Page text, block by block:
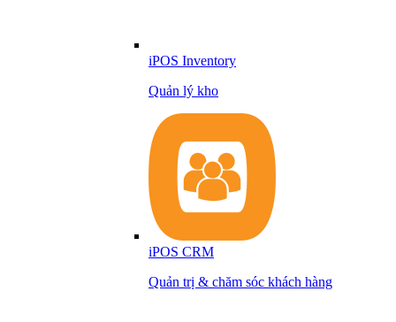
iPOS Inventory
Quản lý kho
iPOS CRM
Quản trị & chăm sóc khách hàng